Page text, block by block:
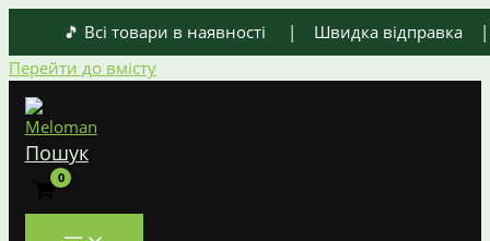
🎵 Всі товари в наявності | Швидка відправка |
Перейти до вмісту
Пошук